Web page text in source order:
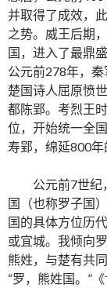
并取得了成效，
之势。威王后期
国，进入了最鼎
公元前278年，秦
楚国诗人屈原愤
都陈郢。考烈王
位，开始统一全
寿郢，绵延800年
公元前7世纪
国（也称罗子国
国的具体方位历
或宜城。我倾向
熊姓，与楚有共
“罗，熊姓国。”